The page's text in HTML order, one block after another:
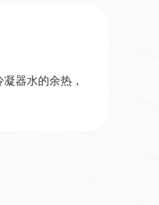
器水的余热，